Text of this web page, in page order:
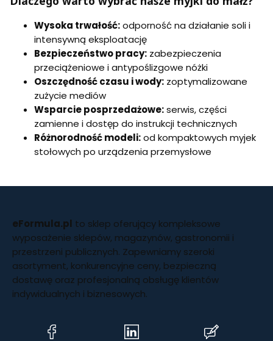
Wysoka trwałość:odporność na działanie soli i
intensywną eksploatację
Bezpieczeństwo pracy: zabezpieczenia
przeciążeniowe i antypoślizgowe nóżki
Oszczędność czasu i wody: zoptymalizowane
zużycie mediów
Wsparcie posprzedażowe:serwis, części
zamienne i dostęp do instrukcji technicznych
Różnorodność modeli:od kompaktowych myjek
stołowych po urządzenia przemysłowe
eFormula.pl to sklep oferujący kompleksowe
wyposażenie sklepów, magazynów, gastronomii i
przestrzeni publicznych. Zapewniamy szeroki
asortyment, konkurencyjne ceny, bezpieczną
dostawę oraz profesjonalną obsługę klientów
indywidualnych i biznesowych.
(Otwiera